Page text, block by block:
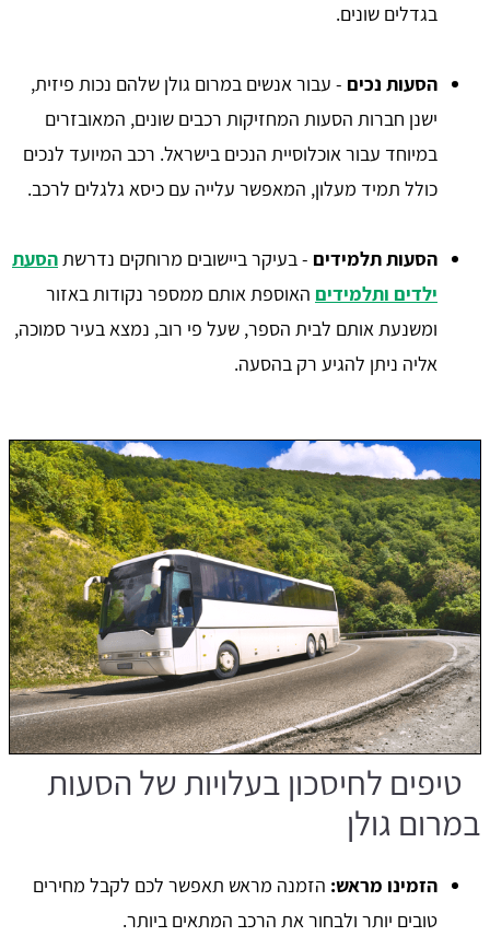
בגדלים שונים.
הסעות נכים - עבור אנשים במרום גולן שלהם נכות פיזית,
ישנן חברות הסעות המחזיקות רכבים שונים, המאובזרים
במיוחד עבור אוכלוסיית הנכים בישראל. רכב המיועד לנכים
כולל תמיד מעלון, המאפשר עלייה עם כיסא גלגלים לרכב.
הסעות תלמידים - בעיקר ביישובים מרוחקים נדרשתהסעת
ילדים ותלמידים האוספת אותם ממספר נקודות באזור
ומשנעת אותם לבית הספר, שעל פי רוב, נמצא בעיר סמוכה,
אליה ניתן להגיע רק בהסעה.
טיפים לחיסכון בעלויות של הסעות
במרום גולן
הזמינו מראש: הזמנה מראש תאפשר לכם לקבל מחירים
טובים יותר ולבחור את הרכב המתאים ביותר.